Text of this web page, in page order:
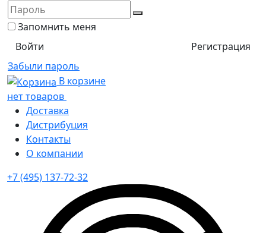
Запомнить меня
Регистрация
Забыли пароль
В корзине
нет товаров
Доставка
Дистрибуция
Контакты
О компании
+7 (495) 137-72-32